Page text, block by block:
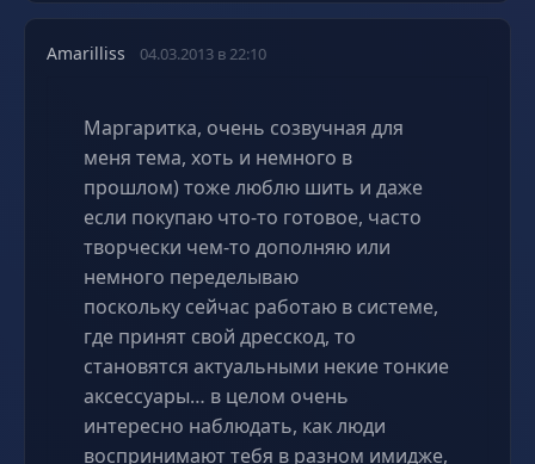
Amarilliss 04.03.2013 в 22:10
Маргаритка, очень созвучная для
меня тема, хоть и немного в
прошлом) тоже люблю шить и даже
если покупаю что-то готовое, часто
творчески чем-то дополняю или
немного переделываю
поскольку сейчас работаю в системе,
где принят свой дресскод, то
становятся актуальными некие тонкие
аксессуары… в целом очень
интересно наблюдать, как люди
воспринимают тебя в разном имидже,